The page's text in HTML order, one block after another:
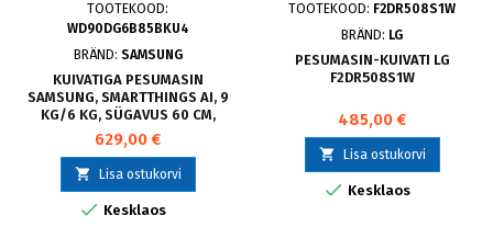
TOOTEKOOD:
WD90DG6B85BKU4
BRÄND: SAMSUNG
KUIVATIGA PESUMASIN
SAMSUNG, SMARTTHINGS AI, 9
KG/6 KG, SÜGAVUS 60 CM,
1400 P/MIN
629,00 €
 Lisa ostukorvi
 Kesklaos
TOOTEKOOD: F2DR508S1W
BRÄND: LG
PESUMASIN-KUIVATI LG
F2DR508S1W
485,00 €
 Lisa ostukorvi
 Kesklaos